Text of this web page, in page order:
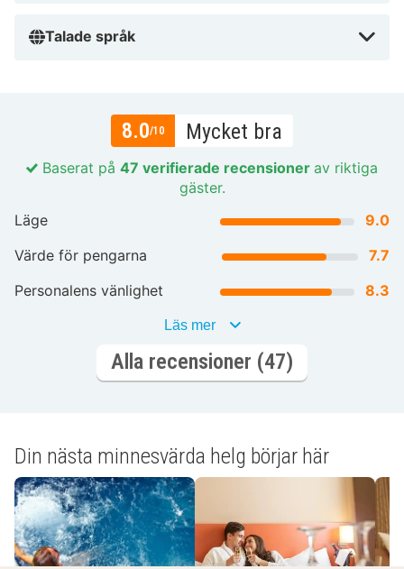
Talade språk
8.0/10 Mycket bra
Baserat på 47 verifierade recensioner av riktiga
gäster.
Läge
9.0
Värde för pengarna
7.7
Personalens vänlighet
8.3
Läs mer
Alla recensioner (47)
Din nästa minnesvärda helg börjar här